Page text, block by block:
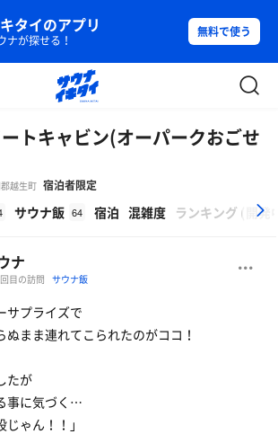
タイのアプリ
ナが探せる！
無料で使う
トキャビン(オーパークおごせ
越生町 宿泊者限定
サウナ飯 64 宿泊 混雑度 ランキング ( 開発
ナ
回目の訪問 サウナ飯
サプライズで
ぬまま連れてこられたのがココ！
たが
事に気づく…
じゃん！！」